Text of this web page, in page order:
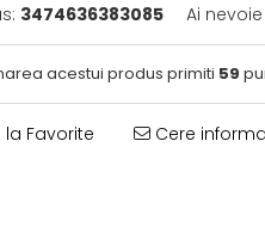
3474636383085 Ai
acestui produs primiti 59
Favorite Cere